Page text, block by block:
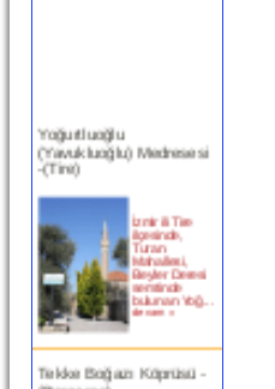
(Yavukluoğlu) Medresesi
-(Tire)
ilçesinde,
Turan
Mahallesi,
Beyler Deresi
semtinde
bulunan Yoğ...
devam »
(Bergama)